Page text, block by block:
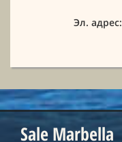
Эл. адрес:
Sale Marbella